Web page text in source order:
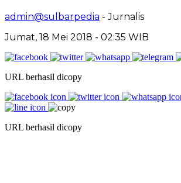
admin@sulbarpedia - Jurnalis
Jumat, 18 Mei 2018 - 02:35 WIB
URL berhasil dicopy
URL berhasil dicopy